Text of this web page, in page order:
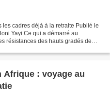
les cadres déjà à la retraite Publié le
Yayi Ce qui a démarré au
résistances des hauts gradés de
Afrique : voyage au